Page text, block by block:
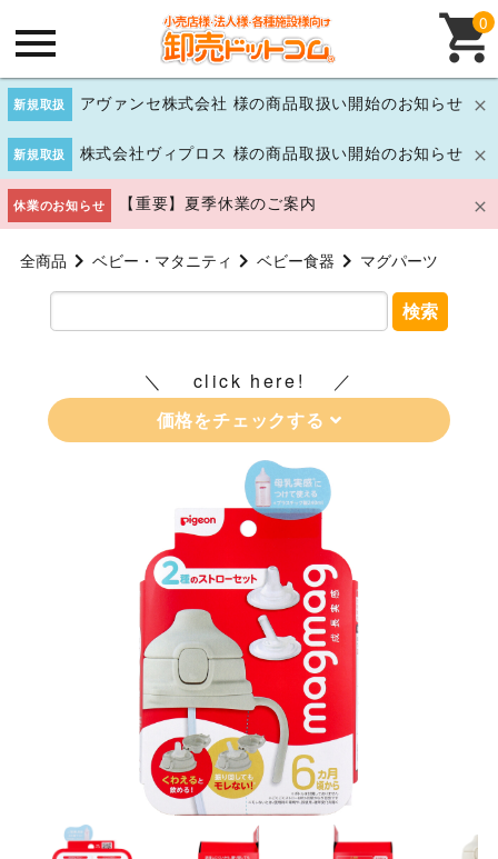
新規取扱 アヴァンセ株式会社 様の商品取扱い開始のお知らせ
新規取扱 株式会社ヴィプロス 様の商品取扱い開始のお知らせ
休業のお知らせ 【重要】夏季休業のご案内
0
全商品 ベビー・マタニティ ベビー食器 マグパーツ
検索
click here!
価格をチェックする